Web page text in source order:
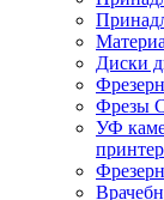
Диски
Фрезы
УФ